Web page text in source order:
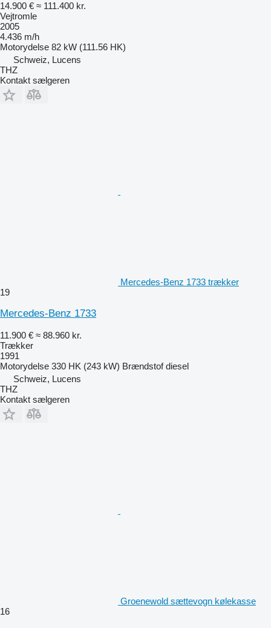
14.900 € ≈ 111.400 kr.
Vejtromle
2005
4.436 m/h
Motorydelse 82 kW (111.56 HK)
Schweiz, Lucens
THZ
Kontakt sælgeren
Mercedes-Benz 1733 trækker
19
Mercedes-Benz 1733
11.900 € ≈ 88.960 kr.
Trækker
1991
Motorydelse 330 HK (243 kW) Brændstof diesel
Schweiz, Lucens
THZ
Kontakt sælgeren
Groenewold sættevogn kølekasse
16